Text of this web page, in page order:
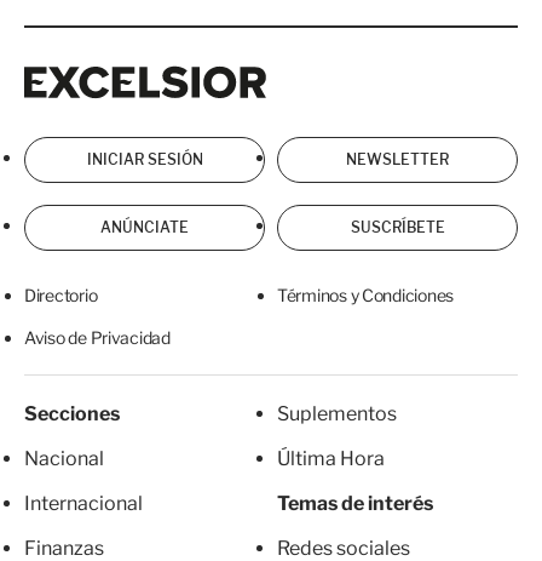
INICIAR SESIÓN NEWSLETTER
ANÚNCIATE SUSCRÍBETE
Directorio Términos y Condiciones
Aviso de Privacidad
Secciones
Nacional
Internacional
Finanzas
Suplementos
Última Hora
Temas de interés
Redes sociales